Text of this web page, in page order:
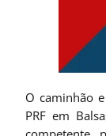
O caminhão
PRF em